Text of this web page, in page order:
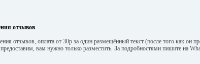
отзывов
отзывов, оплата от 30р за один размещённый текст (после того как он
вам нужно только разместить. За подробностями пишите на